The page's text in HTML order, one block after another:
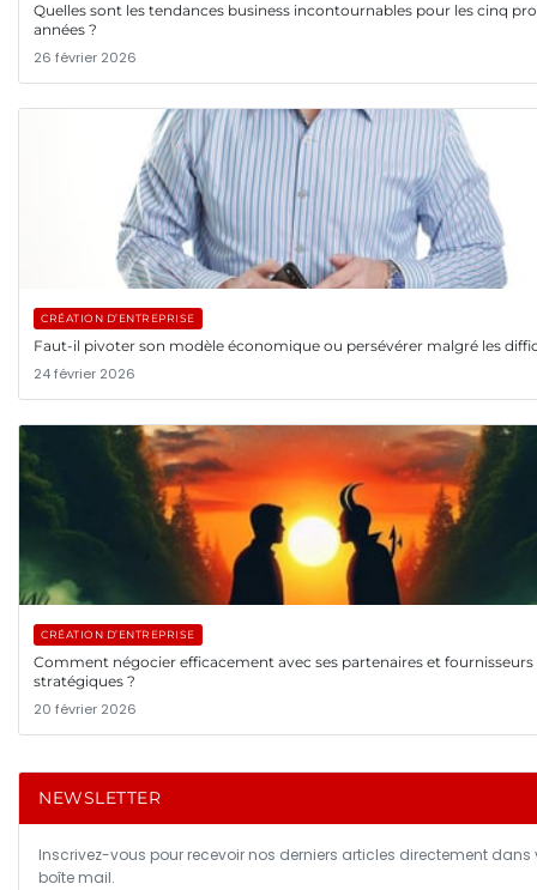
Quelles sont les tendances business incontournables pour les cinq
années ?
26 février 2026
CRÉATION D’ENTREPRISE
Faut-il pivoter son modèle économique ou persévérer malgré les
24 février 2026
CRÉATION D’ENTREPRISE
Comment négocier efficacement avec ses partenaires et fournisseurs
stratégiques ?
20 février 2026
NEWSLETTER
Inscrivez-vous pour recevoir nos derniers articles directement dans
boîte mail.